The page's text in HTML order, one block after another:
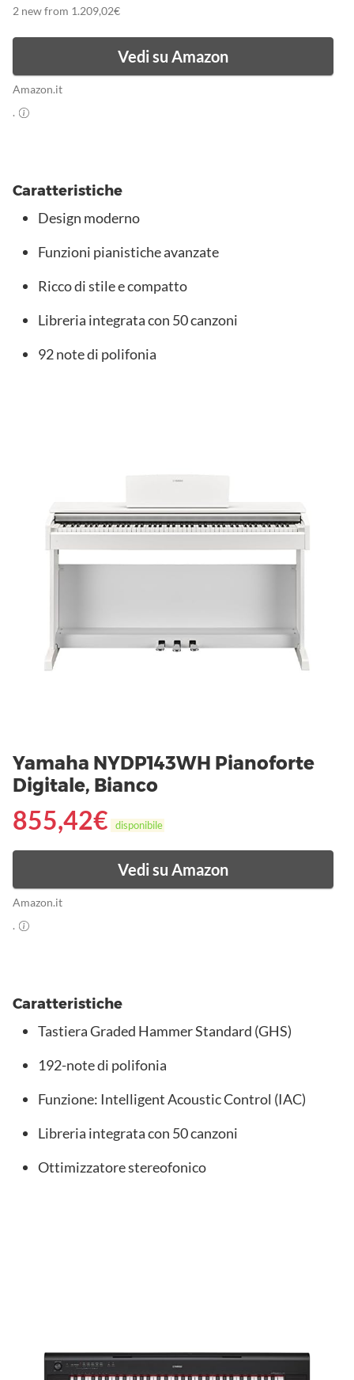
2 new from 1.209,02€
Vedi su Amazon
Amazon.it
.
Caratteristiche
Design moderno
Funzioni pianistiche avanzate
Ricco di stile e compatto
Libreria integrata con 50 canzoni
92 note di polifonia
Yamaha NYDP143WH Pianoforte
Digitale, Bianco
855,42€ disponibile
Vedi su Amazon
Amazon.it
.
Caratteristiche
Tastiera Graded Hammer Standard (GHS)
192-note di polifonia
Funzione: Intelligent Acoustic Control (IAC)
Libreria integrata con 50 canzoni
Ottimizzatore stereofonico